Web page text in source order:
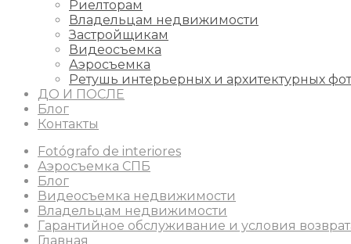
Риелторам
Владельцам недвижимости
Застройщикам
Видеосъемка
Аэросъемка
Ретушь интерьерных и архитектурных
ДО И ПОСЛЕ
Блог
Контакты
Fotógrafo de interiores
Аэросъемка СПБ
Блог
Видеосъемка недвижимости
Владельцам недвижимости
Гарантийное обслуживание и условия
Главная